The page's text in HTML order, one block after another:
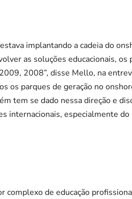
implantando a cadeia do
as soluções educacionais,
2008”, disse Mello, na
os parques de geração no
tem se dado nessa direção e
internacionais, especialmente
complexo de educação